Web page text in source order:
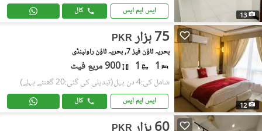
13 ایس ایم ایس کال
12
PKR 75 ہزار
بحریہ ٹاؤن فیز 7, بحریہ ٹاؤن راولپنڈی
1
1 900 مربع فیٹ
شامل کی:4 دن پہل (تبدیلی کی گئی:20 گھنٹے پہلے)
ایس ایم ایس کال